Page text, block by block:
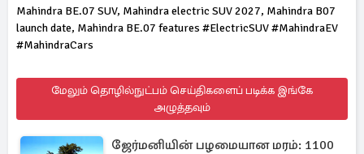
Mahindra BE.07 SUV, Mahindra electric SUV 2027, Mahindra B07
launch date, Mahindra BE.07 features #ElectricSUV #MahindraEV
#MahindraCars
மேலும் தொழில்நுட்பம் செய்திகளைப் படிக்க இங்கே
அழுத்தவும்
ஜேர்மனியின் பழமையான மரம்: 1100